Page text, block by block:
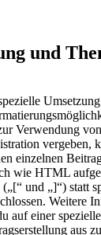
und
Verwendung
vergeben,
einzelnen
wie HTML
und „]“) statt
Weitere
auf einer
aus